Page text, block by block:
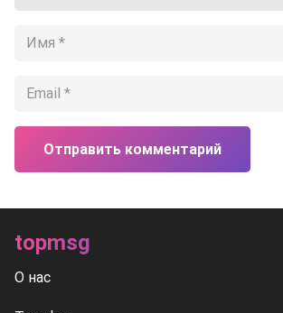
Отправить комментарий
topmsg
О нас